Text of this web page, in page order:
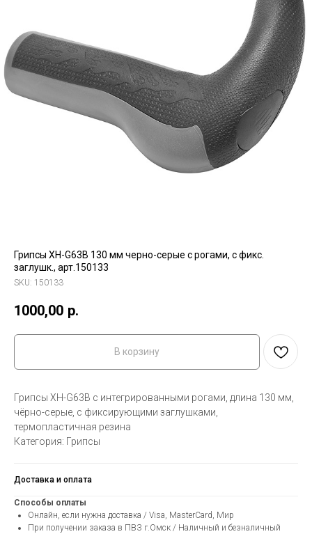
Грипсы XH-G63B 130 мм черно-серые с рогами, с фикс.
заглушк., арт.150133
SKU: 150133
1000,00 р.
В корзину
Грипсы XH-G63B с интегрированными рогами, длина 130 мм,
чёрно-серые, с фиксирующими заглушками,
термопластичная резина
Категория: Грипсы
Доставка и оплата
Способы оплаты
Онлайн, если нужна доставка / Visa, MasterCard, Мир
При получении заказа в ПВЗ г.Омск / Наличный и безналичный